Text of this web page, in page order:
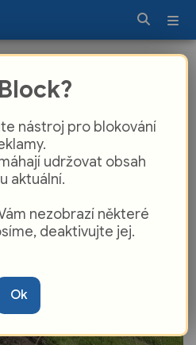
konstrukce půjde
nástroj pro blokování
udržovat obsah
aktuální.
nezobrazí některé
deaktivujte jej.
Ok